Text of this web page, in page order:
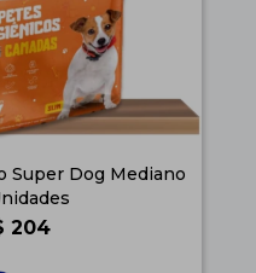
Super Dog Mediano
204